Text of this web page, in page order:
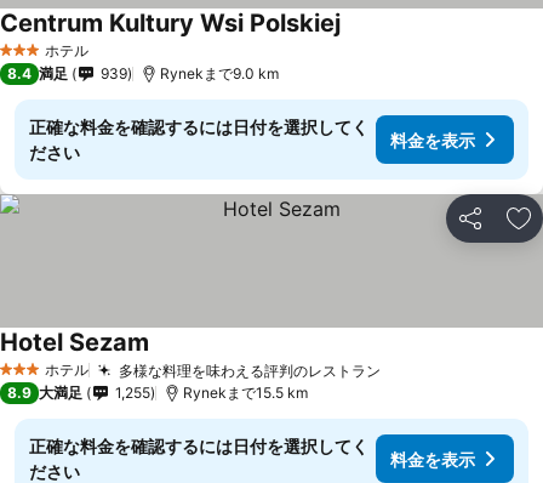
3 ホテルのランク
ホテル
Centrum Kultury Wsi Polskiej
8.4 満足 939 Rynekまで9.0 km
正確な料金を確認するには日付を選択してく
ださい
料金を表示
シェア お
3 ホテルのランク
ホテル 多様な料理を味わえる評判のレストラン
Hotel Sezam
8.9 大満足 1,255 Rynekまで15.5 km
正確な料金を確認するには日付を選択してく
ださい
料金を表示